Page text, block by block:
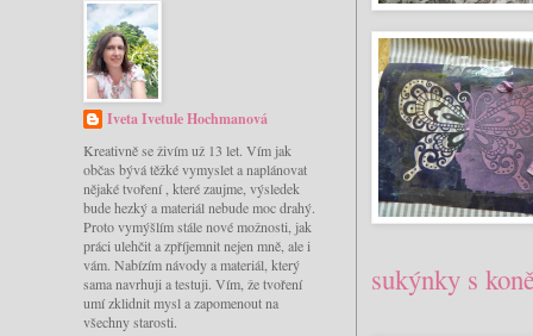
sukýnky s
Iveta Ivetule Hochmanová
Kreativně se živím už 13 let. Vím jak
občas bývá těžké vymyslet a naplánovat
nějaké tvoření , které zaujme, výsledek
bude hezký a materiál nebude moc drahý.
Proto vymýšlím stále nové možnosti, jak
práci ulehčit a zpříjemnit nejen mně, ale i
vám. Nabízím návody a materiál, který
sama navrhuji a testuji. Vím, že tvoření
umí zklidnit mysl a zapomenout na
všechny starosti.